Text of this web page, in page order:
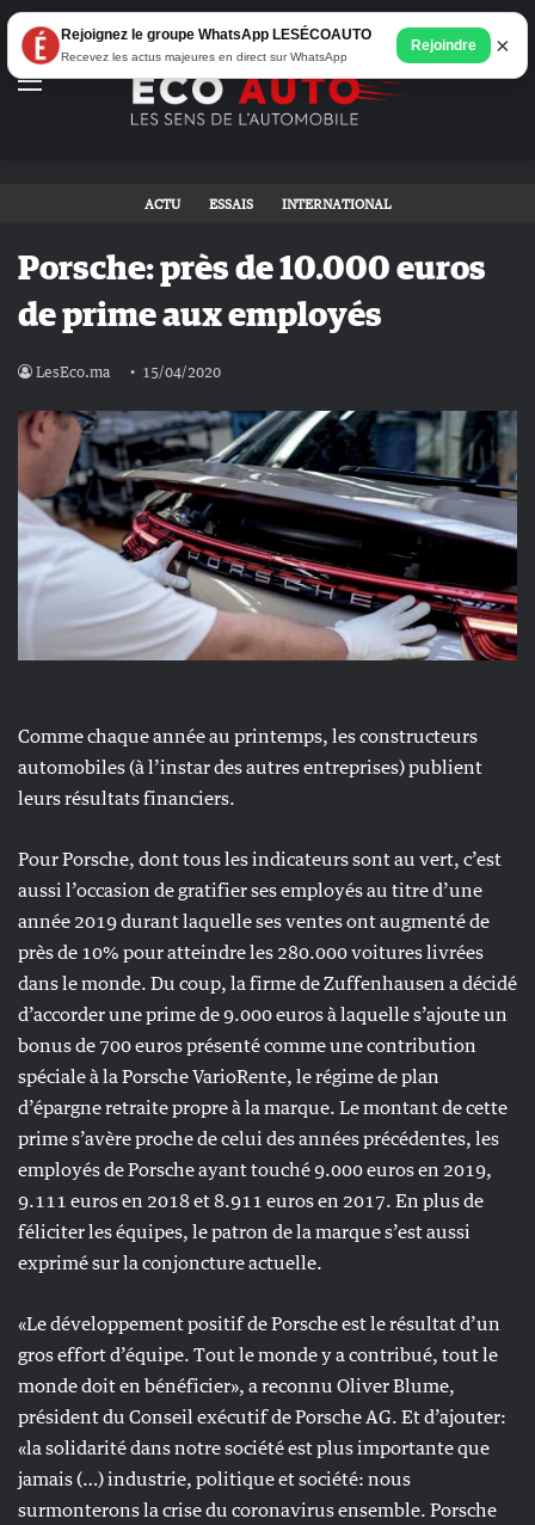
Menu
ACTU ESSAIS INTERNATIONAL
Porsche: près de 10.000 euros
de prime aux employés
LesEco.ma 15/04/2020
Comme chaque année au printemps, les constructeurs
automobiles (à l’instar des autres entreprises) publient
leurs résultats financiers.
Pour Porsche, dont tous les indicateurs sont au vert, c’est
aussi l’occasion de gratifier ses employés au titre d’une
année 2019 durant laquelle ses ventes ont augmenté de
près de 10% pour atteindre les 280.000 voitures livrées
dans le monde. Du coup, la firme de Zuffenhausen a décidé
d’accorder une prime de 9.000 euros à laquelle s’ajoute un
bonus de 700 euros présenté comme une contribution
spéciale à la Porsche VarioRente, le régime de plan
d’épargne retraite propre à la marque. Le montant de cette
prime s’avère proche de celui des années précédentes, les
employés de Porsche ayant touché 9.000 euros en 2019,
9.111 euros en 2018 et 8.911 euros en 2017. En plus de
féliciter les équipes, le patron de la marque s’est aussi
exprimé sur la conjoncture actuelle.
«Le développement positif de Porsche est le résultat d’un
gros effort d’équipe. Tout le monde y a contribué, tout le
monde doit en bénéficier», a reconnu Oliver Blume,
président du Conseil exécutif de Porsche AG. Et d’ajouter:
«la solidarité dans notre société est plus importante que
jamais (…) industrie, politique et société: nous
surmonterons la crise du coronavirus ensemble. Porsche
Rejoignez le groupe WhatsApp LESÉCOAUTO
Recevez les actus majeures en direct sur WhatsApp
Rejoindre ×